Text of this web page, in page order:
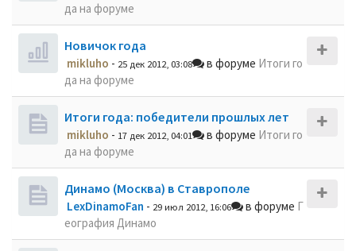
да на форуме
Новичок года
mikluho - 25 дек 2012, 03:08 в форуме Итоги го
да на форуме
Итоги года: победители прошлых лет
mikluho - 17 дек 2012, 04:01 в форуме Итоги го
да на форуме
Динамо (Москва) в Ставрополе
LexDinamoFan - 29 июл 2012, 16:06 в форуме Г
еография Динамо